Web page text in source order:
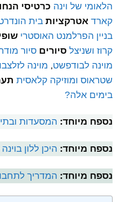
הלאומי של וינה כרטיסי
קארד אטרקציות בית
בניין הפרלמנט האוסטרי
קרוז ושניצל סיורים סיור
מוינה לבודפשט, מוינה
שטראוס ומוזיקה קלאסית
בימים אלה?
נספח מיוחד: המסעדות
נספח מיוחד: היכן ללון בוינה
נספח מיוחד: המדריך